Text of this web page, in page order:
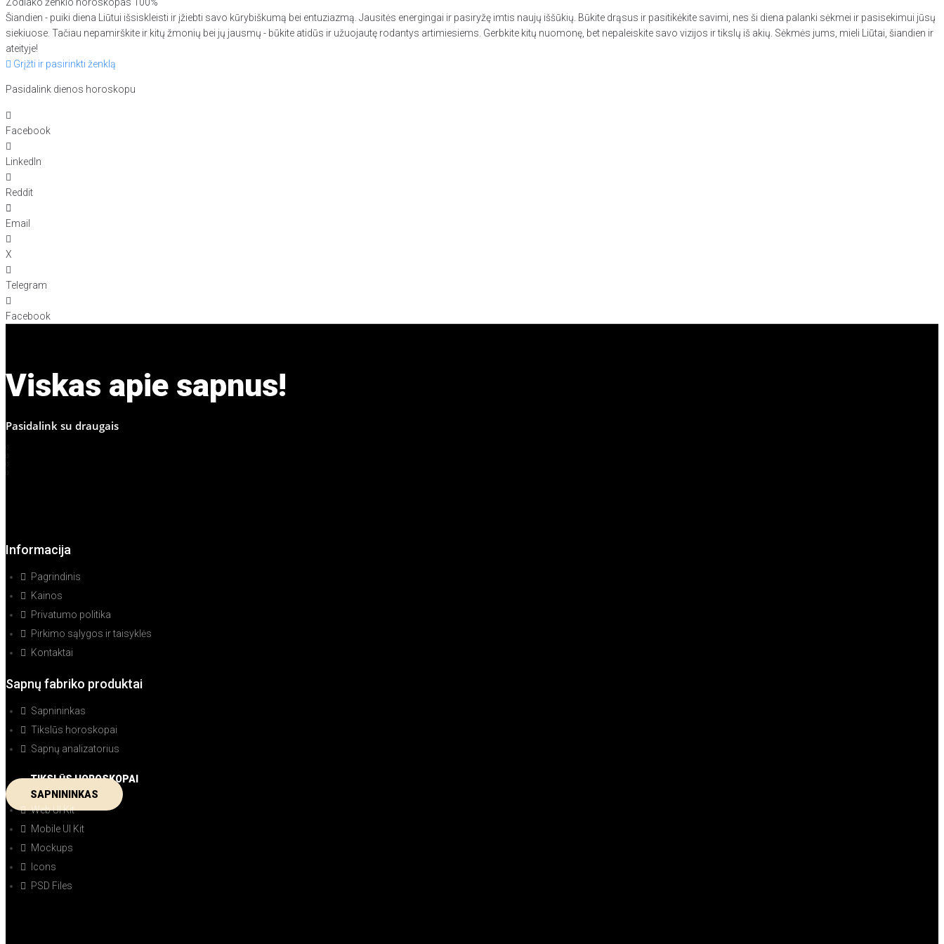
Zodiako ženklo horoskopas 100%
Šiandien - puiki diena Liūtui išsiskleisti ir įžiebti savo kūrybiškumą bei entuziazmą. Jausitės energingai ir pasiryžę imtis naujų iššūkių. Būkite drąsus ir pasitikėkite savimi, nes ši diena palanki sėkmei ir pasisekimui jūsų
siekiuose. Tačiau nepamirškite ir kitų žmonių bei jų jausmų - būkite atidūs ir užuojautę rodantys artimiesiems. Gerbkite kitų nuomonę, bet nepaleiskite savo vizijos ir tikslų iš akių. Sėkmės jums, mieli Liūtai, šiandien ir
ateityje!
Grįžti ir pasirinkti ženklą
Pasidalink dienos horoskopu
Facebook
LinkedIn
Reddit
Email
X
Telegram
Facebook
Viskas apie sapnus!
Pasidalink su draugais
Informacija
Pagrindinis
Kainos
Privatumo politika
Pirkimo sąlygos ir taisyklės
Kontaktai
Sapnų fabriko produktai
Sapnininkas
Tikslūs horoskopai
Sapnų analizatorius
TIKSLŪS HOROSKOPAI
SAPNININKAS
Web UI Kit
Mobile UI Kit
Mockups
Icons
PSD Files